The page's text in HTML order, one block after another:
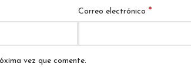
Correo electrónico *
vez que comente.